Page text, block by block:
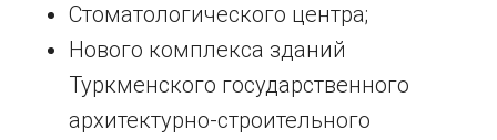
Стоматологического центра;
Нового комплекса зданий
Туркменского государственного
архитектурно-строительного